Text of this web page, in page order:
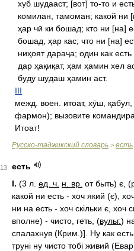
хуб шудааст; [вот] то-то и
комилан, тамоман; какой ни
ҳар чӣ ки бошад; кто ни [на]
бошад, ҳар кас; что ни [на]
ниҳоят дараҷа; один как
дар ҳақиқат, ҳам ҳамин хел
буду шудаш ҳамин аст.
III
межд. воен. итоат, хӯш,
фармон); вызовите
Итоат!
Русско-таджикский словарь > есть
13
есть
I. (3 л. ед. ч. н. вр. от быть) є,
какой ни есть - хоч який (є),
ни на есть - хоч скільки є, хоч
вполне) - чисто, геть, (вульг.)
спалахнув (Крим.)]. Ну как
труні ну чисто тобі живий